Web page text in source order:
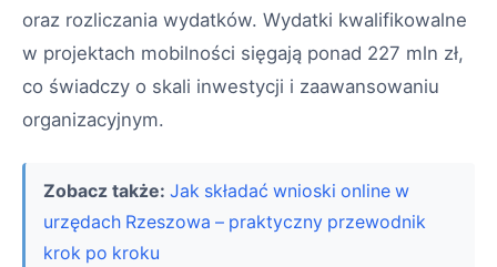
oraz rozliczania wydatków. Wydatki kwalifikowalne
w projektach mobilności sięgają ponad 227 mln zł,
co świadczy o skali inwestycji i zaawansowaniu
organizacyjnym.
Zobacz także: Jak składać wnioski online w
urzędach Rzeszowa – praktyczny przewodnik
krok po kroku